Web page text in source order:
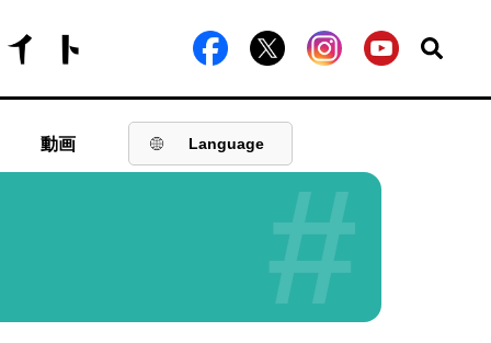
動画 Language
#